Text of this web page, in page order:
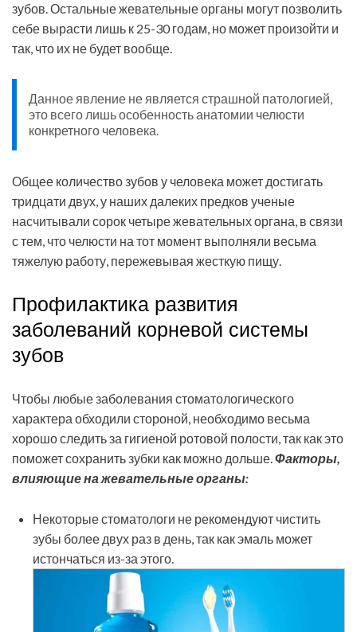
зубов. Остальные жевательные органы могут позволить
себе вырасти лишь к 25-30 годам, но может произойти и
так, что их не будет вообще.
Данное явление не является страшной патологией,
это всего лишь особенность анатомии челюсти
конкретного человека.
Общее количество зубов у человека может достигать
тридцати двух, у наших далеких предков ученые
насчитывали сорок четыре жевательных органа, в связи
с тем, что челюсти на тот момент выполняли весьма
тяжелую работу, пережевывая жесткую пищу.
Профилактика развития
заболеваний корневой системы
зубов
Чтобы любые заболевания стоматологического
характера обходили стороной, необходимо весьма
хорошо следить за гигиеной ротовой полости, так как это
поможет сохранить зубки как можно дольше.Факторы,
влияющие на жевательные органы:
Некоторые стоматологи не рекомендуют чистить
зубы более двух раз в день, так как эмаль может
истончаться из-за этого.